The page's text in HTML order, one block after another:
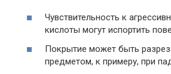
Чувствительность к
кислоты могут испортить
Покрытие может быть
предметом, к примеру, при